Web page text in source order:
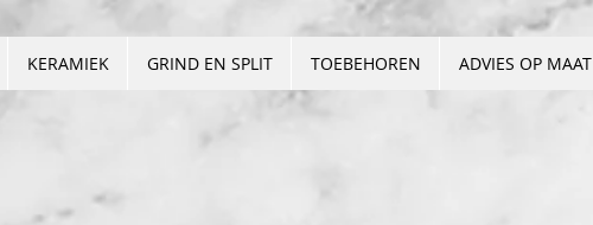
KERAMIEK GRIND EN SPLIT TOEBEHOREN ADVIES OP MAAT